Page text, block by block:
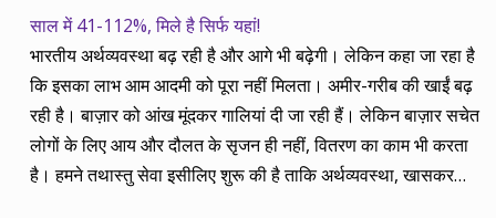
साल में 41-112%, मिले है सिर्फ यहां!
भारतीय अर्थव्यवस्था बढ़ रही है और आगे भी बढ़ेगी। लेकिन कहा जा रहा है
कि इसका लाभ आम आदमी को पूरा नहीं मिलता। अमीर-गरीब की खाईं बढ़
रही है। बाज़ार को आंख मूंदकर गालियां दी जा रही हैं। लेकिन बाज़ार सचेत
लोगों के लिए आय और दौलत के सृजन ही नहीं, वितरण का काम भी करता
है। हमने तथास्तु सेवा इसीलिए शुरू की है ताकि अर्थव्यवस्था, खासकर